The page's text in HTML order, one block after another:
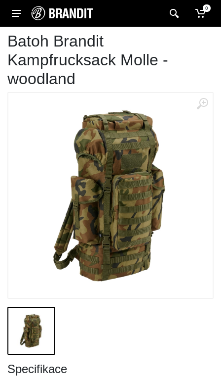
0
Batoh Brandit
Kampfrucksack Molle -
woodland
Specifikace